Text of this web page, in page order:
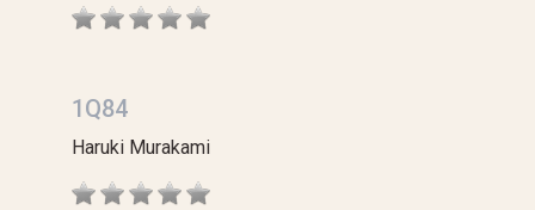
1Q84
Haruki Murakami